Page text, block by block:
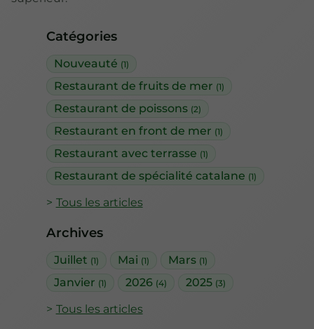
Catégories
Nouveauté (1)
Restaurant de fruits de mer (1)
Restaurant de poissons (2)
Restaurant en front de mer (1)
Restaurant avec terrasse (1)
Restaurant de spécialité catalane (1)
Tous les articles
Archives
Juillet (1) Mai (1) Mars (1)
Janvier (1) 2026 (4) 2025 (3)
Tous les articles